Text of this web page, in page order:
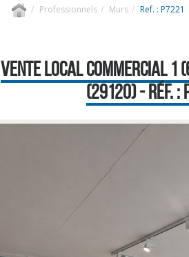
Professionnels Murs Ref. : P7221
VENTE LOCAL COMMERCIAL 1
(29120) - RÉF. :